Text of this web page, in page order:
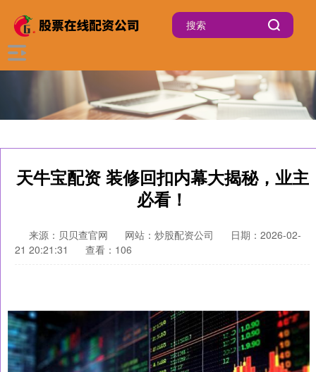
天牛宝配资 装修回扣内幕大揭秘，业主
必看！
来源：贝贝查官网 网站：炒股配资公司
日期：2026-02-
21 20:21:31
查看：106